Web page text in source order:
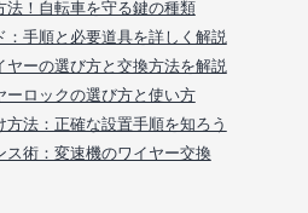
！自転車を守る鍵の種類
手順と必要道具を詳しく解説
ーの選び方と交換方法を解説
ロックの選び方と使い方
法：正確な設置手順を知ろう
術：変速機のワイヤー交換